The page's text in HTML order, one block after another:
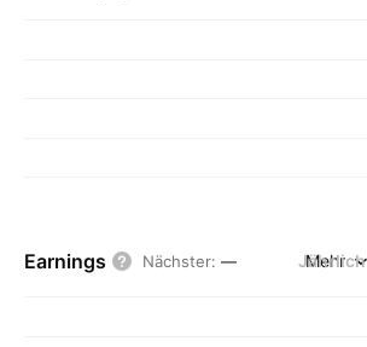
Earnings Nächster: — Jährlich
Mehr